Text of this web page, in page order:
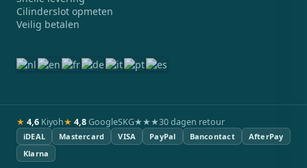
Cilinderslot opmeten
Veilig betalen
★ 4,6 Kiyoh★ 4,8GoogleSKG★★★30 dagen retour
iDEAL Mastercard VISA PayPal Bancontact
AfterPay
Klarna